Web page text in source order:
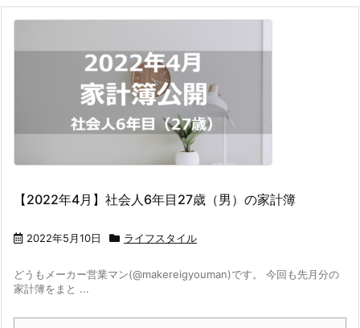
【2022年4月】社会人6年目27歳（男）の家計簿
2022年5月10日 ライフスタイル
どうもメーカー営業マン(@makereigyouman)です。 今回も先月分の
家計簿をまと ...